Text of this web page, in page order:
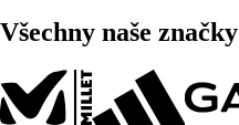
Všechny naše značky